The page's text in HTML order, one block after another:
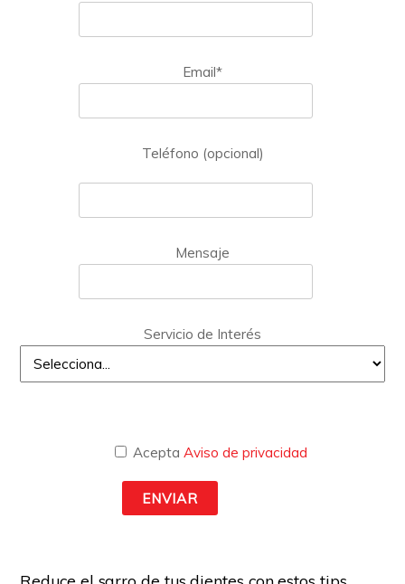
Email*
Teléfono (opcional)
Mensaje
Servicio de Interés
Acepta Aviso de privacidad